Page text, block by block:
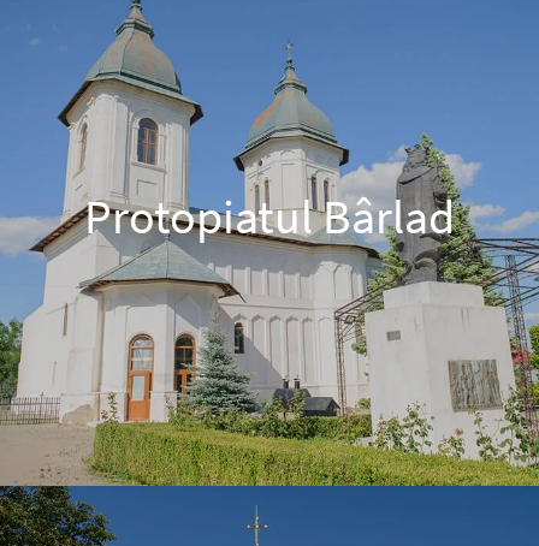
Protopiatul Bârlad